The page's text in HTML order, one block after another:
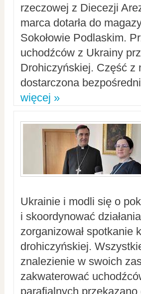
rzeczowej z Diecezji
marca dotarła do
Sokołowie Podlaskim.
uchodźców z Ukrainy
Drohiczyńskiej. Część z
dostarczona
więcej »
Ukrainie i modli się o
i skoordynować
zorganizował spotkanie
drohiczyńskiej.
znalezienie w swoich
zakwaterować
parafialnych przekazano